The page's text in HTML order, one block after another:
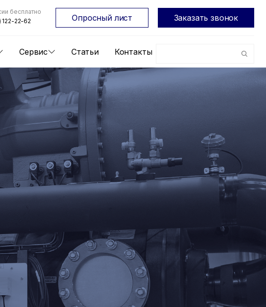
Сервис Статьи Контакты
бесплатно
122-22-62
Опросный лист Заказать звонок